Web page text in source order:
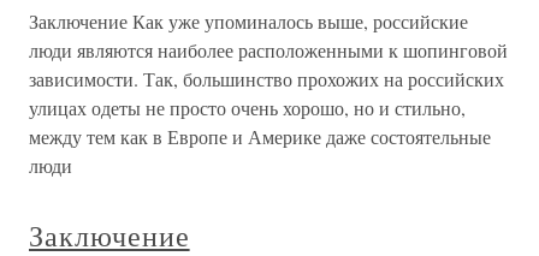
Заключение Как уже упоминалось выше, российские
люди являются наиболее расположенными к шопинговой
зависимости. Так, большинство прохожих на российских
улицах одеты не просто очень хорошо, но и стильно,
между тем как в Европе и Америке даже состоятельные
люди
Заключение